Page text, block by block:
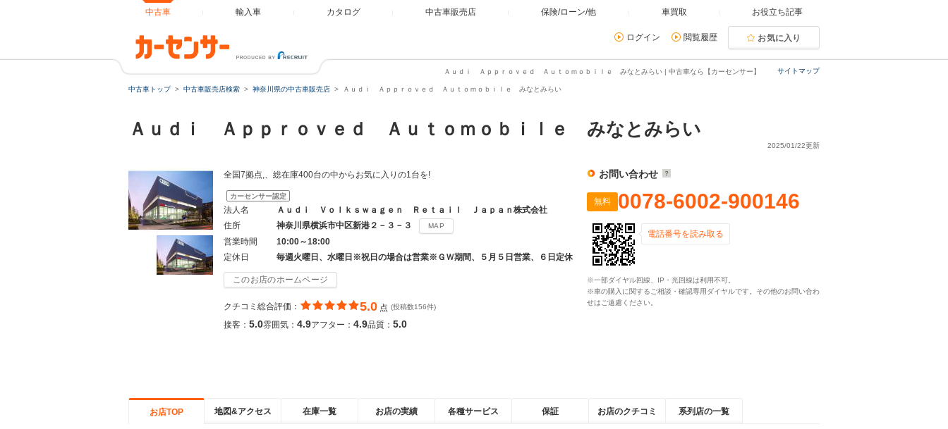
中古車 輸入車 カタログ 中古車販売店 保険/ローン/他 車買取 お役立ち記事
ログイン 閲覧履歴 お気に入り
サイトマップ
Ａｕｄｉ Ａｐｐｒｏｖｅｄ Ａｕｔｏｍｏｂｉｌｅ みなとみらい | 中古車なら【カーセンサー】
中古車トップ 中古車販売店検索 神奈川県の中古車販売店 Ａｕｄｉ Ａｐｐｒｏｖｅｄ Ａｕｔｏｍｏｂｉｌｅ みなとみらい
Ａｕｄｉ Ａｐｐｒｏｖｅｄ Ａｕｔｏｍｏｂｉｌｅ みなとみらい
2025/01/22更新
全国7拠点,、総在庫400台の中からお気に入りの1台を!
カーセンサー認定
法人名
Ａｕｄｉ Ｖｏｌｋｓｗａｇｅｎ Ｒｅｔａｉｌ Ｊａｐａｎ株式会社
住所
神奈川県横浜市中区新港２－３－３ MAP
営業時間
10:00～18:00
定休日
毎週火曜日、水曜日※祝日の場合は営業※ＧＷ期間、５月５日営業、６日定休
このお店のホームページ
クチコミ総合評価： 5.0 点 (投稿数156件)
接客： 5.0雰囲気： 4.9アフター： 4.9品質： 5.0
お問い合わせ
無料 0078-6002-900146
電話番号を読み取る
※一部ダイヤル回線、IP・光回線は利用不可。
※車の購入に関するご相談・確認専用ダイヤルです。その他のお問い合わ
せはご遠慮ください。
お店TOP 地図&アクセス 在庫一覧 お店の実績 各種サービス 保証 お店のクチコミ 系列店の一覧